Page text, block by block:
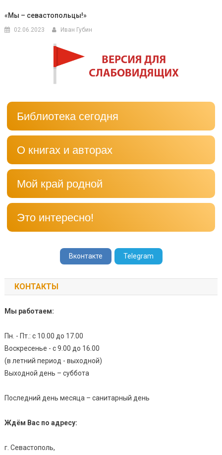
«Мы – севастопольцы!»
02.06.2023 Иван Губин
Библиотека сегодня
О книгах и авторах
Мой край родной
Это интересно!
Вконтакте Telegram
КОНТАКТЫ
Мы работаем:
Пн. - Пт.: с 10.00 до 17.00
Воскресенье - с 9.00 до 16.00
(в летний период - выходной)
Выходной день – суббота
Последний день месяца – санитарный день
Ждём Вас по адресу:
г. Севастополь,